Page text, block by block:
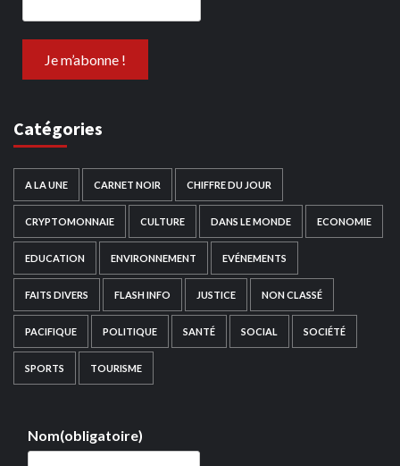
Catégories
A LA UNE CARNET NOIR CHIFFRE DU JOUR
CRYPTOMONNAIE CULTURE DANS LE MONDE ECONOMIE
EDUCATION ENVIRONNEMENT EVÉNEMENTS
FAITS DIVERS FLASH INFO JUSTICE NON CLASSÉ
PACIFIQUE POLITIQUE SANTÉ SOCIAL SOCIÉTÉ
SPORTS TOURISME
Nom(obligatoire)